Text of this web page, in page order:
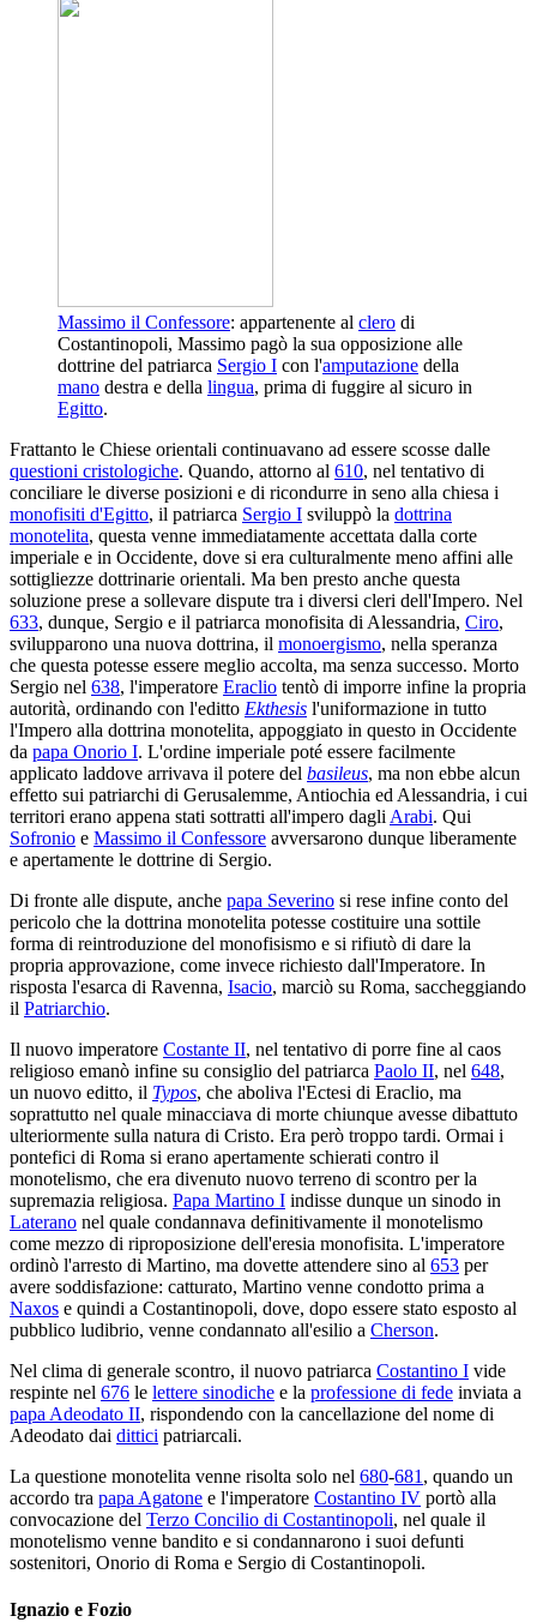
Massimo il Confessore: appartenente al clero di
Costantinopoli, Massimo pagò la sua opposizione alle
dottrine del patriarca Sergio I con l'amputazione della
mano destra e della lingua, prima di fuggire al sicuro in
Egitto.
Frattanto le Chiese orientali continuavano ad essere scosse dalle
questioni cristologiche. Quando, attorno al 610, nel tentativo di
conciliare le diverse posizioni e di ricondurre in seno alla chiesa i
monofisiti d'Egitto, il patriarca Sergio I sviluppò la dottrina
monotelita, questa venne immediatamente accettata dalla corte
imperiale e in Occidente, dove si era culturalmente meno affini alle
sottigliezze dottrinarie orientali. Ma ben presto anche questa
soluzione prese a sollevare dispute tra i diversi cleri dell'Impero. Nel
633, dunque, Sergio e il patriarca monofisita di Alessandria, Ciro,
svilupparono una nuova dottrina, il monoergismo, nella speranza
che questa potesse essere meglio accolta, ma senza successo. Morto
Sergio nel 638, l'imperatore Eraclio tentò di imporre infine la propria
autorità, ordinando con l'editto Ekthesis l'uniformazione in tutto
l'Impero alla dottrina monotelita, appoggiato in questo in Occidente
da papa Onorio I. L'ordine imperiale poté essere facilmente
applicato laddove arrivava il potere del basileus, ma non ebbe alcun
effetto sui patriarchi di Gerusalemme, Antiochia ed Alessandria, i cui
territori erano appena stati sottratti all'impero dagli Arabi. Qui
Sofronio e Massimo il Confessore avversarono dunque liberamente
e apertamente le dottrine di Sergio.
Di fronte alle dispute, anche papa Severino si rese infine conto del
pericolo che la dottrina monotelita potesse costituire una sottile
forma di reintroduzione del monofisismo e si rifiutò di dare la
propria approvazione, come invece richiesto dall'Imperatore. In
risposta l'esarca di Ravenna, Isacio, marciò su Roma, saccheggiando
il Patriarchio.
Il nuovo imperatore Costante II, nel tentativo di porre fine al caos
religioso emanò infine su consiglio del patriarca Paolo II, nel 648,
un nuovo editto, il Typos, che aboliva l'Ectesi di Eraclio, ma
soprattutto nel quale minacciava di morte chiunque avesse dibattuto
ulteriormente sulla natura di Cristo. Era però troppo tardi. Ormai i
pontefici di Roma si erano apertamente schierati contro il
monotelismo, che era divenuto nuovo terreno di scontro per la
supremazia religiosa. Papa Martino I indisse dunque un sinodo in
Laterano nel quale condannava definitivamente il monotelismo
come mezzo di riproposizione dell'eresia monofisita. L'imperatore
ordinò l'arresto di Martino, ma dovette attendere sino al 653 per
avere soddisfazione: catturato, Martino venne condotto prima a
Naxos e quindi a Costantinopoli, dove, dopo essere stato esposto al
pubblico ludibrio, venne condannato all'esilio a Cherson.
Nel clima di generale scontro, il nuovo patriarca Costantino I vide
respinte nel 676 le lettere sinodiche e la professione di fede inviata a
papa Adeodato II, rispondendo con la cancellazione del nome di
Adeodato dai dittici patriarcali.
La questione monotelita venne risolta solo nel 680-681 , quando un
accordo tra papa Agatone e l'imperatore Costantino IV portò alla
convocazione del Terzo Concilio di Costantinopoli, nel quale il
monotelismo venne bandito e si condannarono i suoi defunti
sostenitori, Onorio di Roma e Sergio di Costantinopoli.
Ignazio e Fozio